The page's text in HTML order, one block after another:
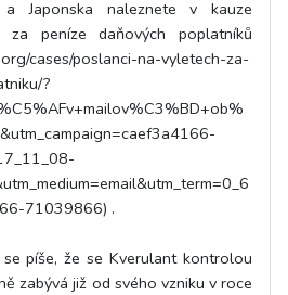
a Japonska naleznete v kauze
peníze daňových poplatníků
cases/poslanci-na-vyletech-za-
?
71039866) .
píše, že se Kverulant kontrolou
zabývá již od svého vzniku v roce